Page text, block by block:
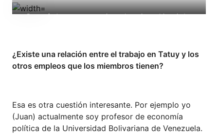
Preparándose para entrevistar al escritor e historiador
¿Existe una relación entre el trabajo en Tatuy y los
otros empleos que los miembros tienen?
Esa es otra cuestión interesante. Por ejemplo yo
(Juan) actualmente soy profesor de economía
política de la Universidad Bolivariana de Venezuela.